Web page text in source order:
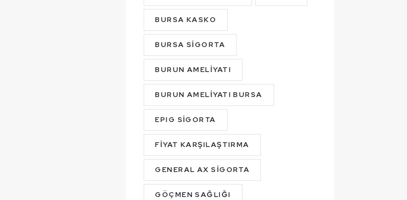
BURSA KASKO
BURSA SIGORTA
BURUN AMELIYATI
BURUN AMELIYATI BURSA
EPIG SIGORTA
FIYAT KARŞILAŞTIRMA
GENERAL AX SIGORTA
GÖÇMEN SAĞLIĞI